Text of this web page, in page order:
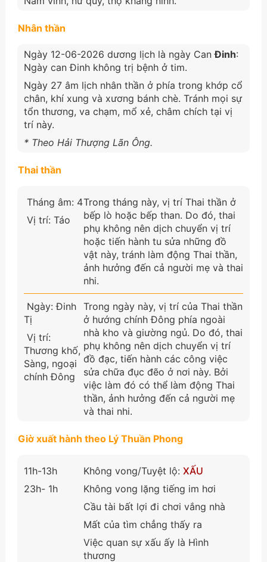
Nhân thần
Ngày 12-06-2026 dương lịch là ngày CanĐinh:
Ngày can Đinh không trị bệnh ở tim.
Ngày 27 âm lịch nhân thần ở phía trong khớp cổ
chân, khí xung và xương bánh chè. Tránh mọi sự
tổn thương, va chạm, mổ xẻ, châm chích tại vị
trí này.
* Theo Hải Thượng Lãn Ông.
Thai thần
Tháng âm: 4
Vị trí: Táo
Trong tháng này, vị trí Thai thần ở
bếp lò hoặc bếp than. Do đó, thai
phụ không nên dịch chuyển vị trí
hoặc tiến hành tu sửa những đồ
vật này, tránh làm động Thai thần,
ảnh hưởng đến cả người mẹ và thai
nhi.
Ngày: Đinh
Tị
Vị trí:
Thương khố,
Sàng, ngoại
chính Đông
Trong ngày này, vị trí của Thai thần
ở hướng chính Đông phía ngoài
nhà kho và giường ngủ. Do đó, thai
phụ không nên dịch chuyển vị trí
đồ đạc, tiến hành các công việc
sửa chữa đục đẽo ở nơi này. Bởi
việc làm đó có thể làm động Thai
thần, ảnh hưởng đến cả người mẹ
và thai nhi.
Giờ xuất hành theo Lý Thuần Phong
11h-13h
23h- 1h
Không vong/Tuyệt lộ: XẤU
Không vong lặng tiếng im hơi
Cầu tài bất lợi đi chơi vắng nhà
Mất của tìm chẳng thấy ra
Việc quan sự xấu ấy là Hình
thương